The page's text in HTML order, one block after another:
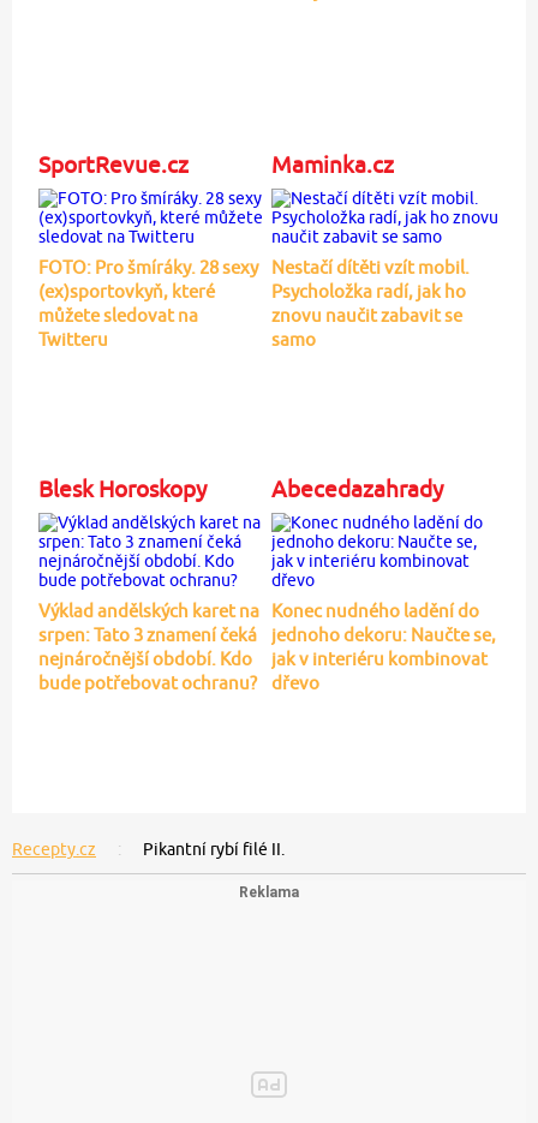
SportRevue.cz
FOTO: Pro šmíráky. 28 sexy
(ex)sportovkyň, které
můžete sledovat na
Twitteru
Maminka.cz
Nestačí dítěti vzít mobil.
Psycholožka radí, jak ho
znovu naučit zabavit se
samo
Blesk Horoskopy
Výklad andělských karet na
srpen: Tato 3 znamení čeká
nejnáročnější období. Kdo
bude potřebovat ochranu?
Abecedazahrady
Konec nudného ladění do
jednoho dekoru: Naučte se,
jak v interiéru kombinovat
dřevo
Recepty.cz Pikantní rybí filé II.